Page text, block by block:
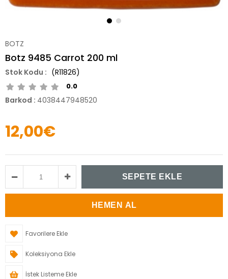
BOTZ
Botz 9485 Carrot 200 ml
(R11826)
0.0
Barkod : 4038447948520
12,00€
Favorilere Ekle
Koleksiyona Ekle
İstek Listeme Ekle